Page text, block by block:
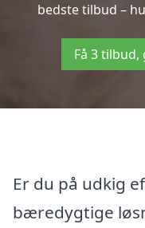
bedste tilbud –
Få 3
Er du på udkig
bæredygtige